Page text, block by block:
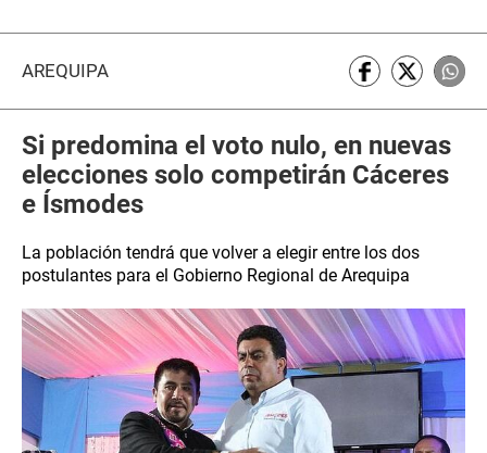
AREQUIPA
Si predomina el voto nulo, en nuevas
elecciones solo competirán Cáceres
e Ísmodes
La población tendrá que volver a elegir entre los dos
postulantes para el Gobierno Regional de Arequipa